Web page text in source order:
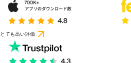
とても高い評価